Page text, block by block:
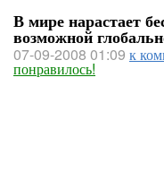
В мире нарастает
возможной
07-09-2008 01:09 к
понравилось!